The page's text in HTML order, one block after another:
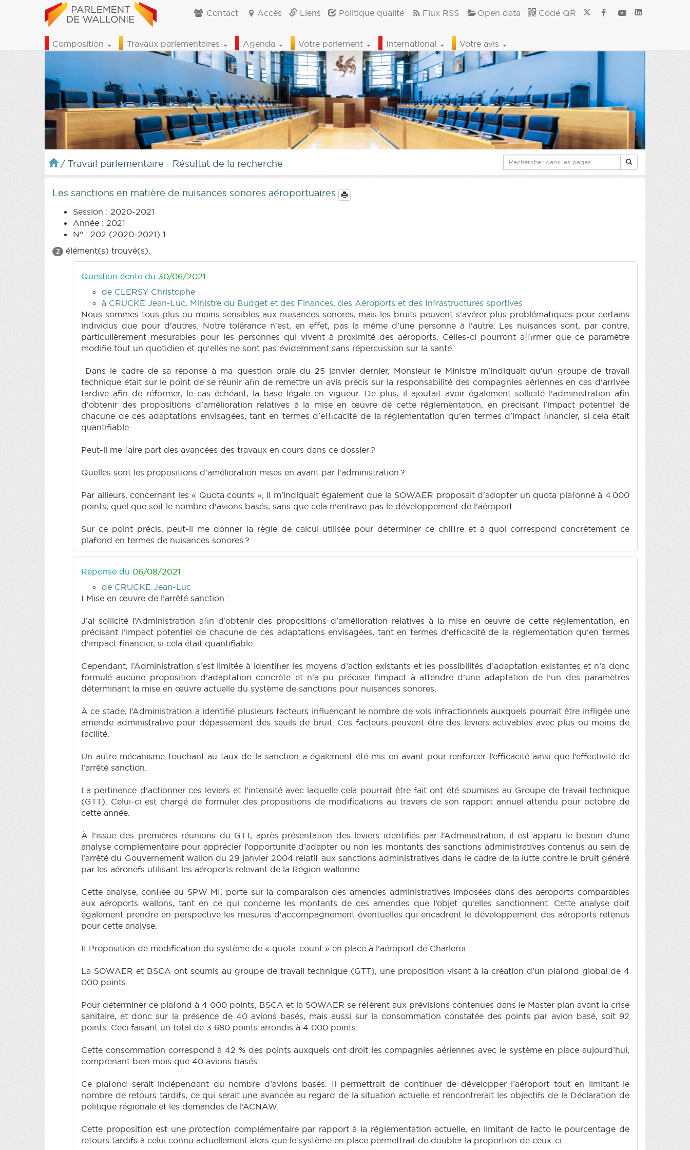
Contact Accès Liens Politique qualité Flux RSS Open data Code QR
Composition Travaux parlementaires Agenda Votre parlement International Votre avis
/ Travail parlementaire - Résultat de la recherche
Les sanctions en matière de nuisances sonores aéroportuaires
Session : 2020-2021
Année : 2021
N° : 202 (2020-2021) 1
2 élément(s) trouvé(s).
Question écrite du 30/06/2021
de CLERSY Christophe
à CRUCKE Jean-Luc, Ministre du Budget et des Finances, des Aéroports et des Infrastructures sportives
Nous sommes tous plus ou moins sensibles aux nuisances sonores, mais les bruits peuvent s'avérer plus problématiques pour certains
individus que pour d'autres. Notre tolérance n'est, en effet, pas la même d'une personne à l'autre. Les nuisances sont, par contre,
particulièrement mesurables pour les personnes qui vivent à proximité des aéroports. Celles-ci pourront affirmer que ce paramètre
modifie tout un quotidien et qu'elles ne sont pas évidemment sans répercussion sur la santé.
Dans le cadre de sa réponse à ma question orale du 25 janvier dernier, Monsieur le Ministre m'indiquait qu'un groupe de travail
technique était sur le point de se réunir afin de remettre un avis précis sur la responsabilité des compagnies aériennes en cas d'arrivée
tardive afin de réformer, le cas échéant, la base légale en vigueur. De plus, il ajoutait avoir également sollicité l'administration afin
d'obtenir des propositions d'amélioration relatives à la mise en œuvre de cette réglementation, en précisant l'impact potentiel de
chacune de ces adaptations envisagées, tant en termes d'efficacité de la réglementation qu'en termes d'impact financier, si cela était
quantifiable.
Peut-il me faire part des avancées des travaux en cours dans ce dossier ?
Quelles sont les propositions d'amélioration mises en avant par l'administration ?
Par ailleurs, concernant les « Quota counts », il m'indiquait également que la SOWAER proposait d'adopter un quota plafonné à 4 000
points, quel que soit le nombre d'avions basés, sans que cela n'entrave pas le développement de l'aéroport.
Sur ce point précis, peut-il me donner la règle de calcul utilisée pour déterminer ce chiffre et à quoi correspond concrètement ce
plafond en termes de nuisances sonores ?
Réponse du 06/08/2021
de CRUCKE Jean-Luc
I Mise en œuvre de l’arrêté sanction :
J’ai sollicité l’Administration afin d’obtenir des propositions d'amélioration relatives à la mise en œuvre de cette réglementation, en
précisant l'impact potentiel de chacune de ces adaptations envisagées, tant en termes d'efficacité de la réglementation qu'en termes
d'impact financier, si cela était quantifiable.
Cependant, l’Administration s’est limitée à identifier les moyens d’action existants et les possibilités d’adaptation existantes et n’a donc
formulé aucune proposition d’adaptation concrète et n’a pu préciser l’impact à attendre d’une adaptation de l’un des paramètres
déterminant la mise en œuvre actuelle du système de sanctions pour nuisances sonores.
À ce stade, l’Administration a identifié plusieurs facteurs influençant le nombre de vols infractionnels auxquels pourrait être infligée une
amende administrative pour dépassement des seuils de bruit. Ces facteurs peuvent être des leviers activables avec plus ou moins de
facilité.
Un autre mécanisme touchant au taux de la sanction a également été mis en avant pour renforcer l’efficacité ainsi que l’effectivité de
l’arrêté sanction.
La pertinence d’actionner ces leviers et l’intensité avec laquelle cela pourrait être fait ont été soumises au Groupe de travail technique
(GTT). Celui-ci est chargé de formuler des propositions de modifications au travers de son rapport annuel attendu pour octobre de
cette année.
À l’issue des premières réunions du GTT, après présentation des leviers identifiés par l’Administration, il est apparu le besoin d’une
analyse complémentaire pour apprécier l’opportunité d’adapter ou non les montants des sanctions administratives contenus au sein de
l’arrêté du Gouvernement wallon du 29 janvier 2004 relatif aux sanctions administratives dans le cadre de la lutte contre le bruit généré
par les aéronefs utilisant les aéroports relevant de la Région wallonne.
Cette analyse, confiée au SPW MI, porte sur la comparaison des amendes administratives imposées dans des aéroports comparables
aux aéroports wallons, tant en ce qui concerne les montants de ces amendes que l’objet qu’elles sanctionnent. Cette analyse doit
également prendre en perspective les mesures d’accompagnement éventuelles qui encadrent le développement des aéroports retenus
pour cette analyse.
II Proposition de modification du système de « quota-count » en place à l’aéroport de Charleroi :
La SOWAER et BSCA ont soumis au groupe de travail technique (GTT), une proposition visant à la création d’un plafond global de 4
000 points.
Pour déterminer ce plafond à 4 000 points, BSCA et la SOWAER se réfèrent aux prévisions contenues dans le Master plan avant la crise
sanitaire, et donc sur la présence de 40 avions basés, mais aussi sur la consommation constatée des points par avion basé, soit 92
points. Ceci faisant un total de 3 680 points arrondis à 4 000 points.
Cette consommation correspond à 42 % des points auxquels ont droit les compagnies aériennes avec le système en place aujourd’hui,
comprenant bien mois que 40 avions basés.
Ce plafond serait indépendant du nombre d’avions basés. Il permettrait de continuer de développer l’aéroport tout en limitant le
nombre de retours tardifs, ce qui serait une avancée au regard de la situation actuelle et rencontrerait les objectifs de la Déclaration de
politique régionale et les demandes de l’ACNAW.
Cette proposition est une protection complémentaire par rapport à la réglementation actuelle, en limitant de facto le pourcentage de
retours tardifs à celui connu actuellement alors que le système en place permettrait de doubler la proportion de ceux-ci.